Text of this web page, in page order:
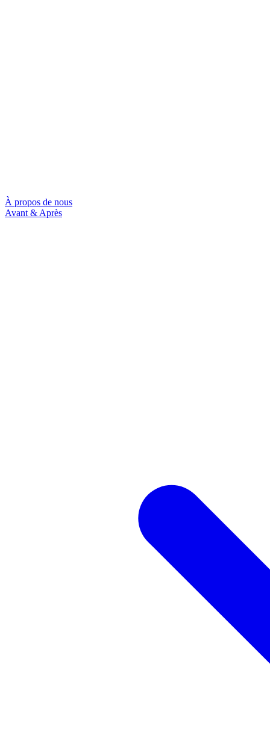
À propos de nous
Avant & Après